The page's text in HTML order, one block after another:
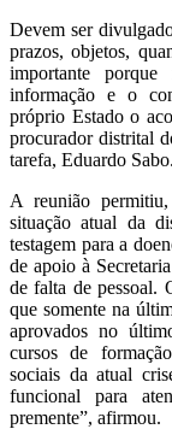
Devem ser
prazos, objetos,
importante
informação e o
próprio Estado o
procurador distrital
tarefa, Eduardo Sabo.
A reunião
situação atual da
testagem para a
de apoio à
de falta de pessoal.
que somente na
aprovados no
cursos de
sociais da atual
funcional para
premente”, afirmou.